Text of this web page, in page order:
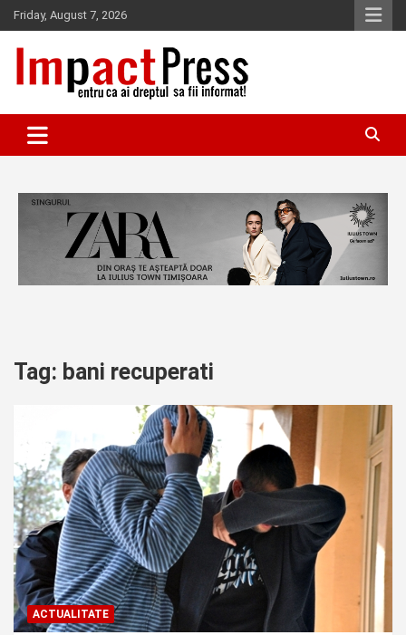
Skip
to
content
Friday, August 7, 2026
IMPACTPRESS
Tag: bani recuperati
ACTUALITATE